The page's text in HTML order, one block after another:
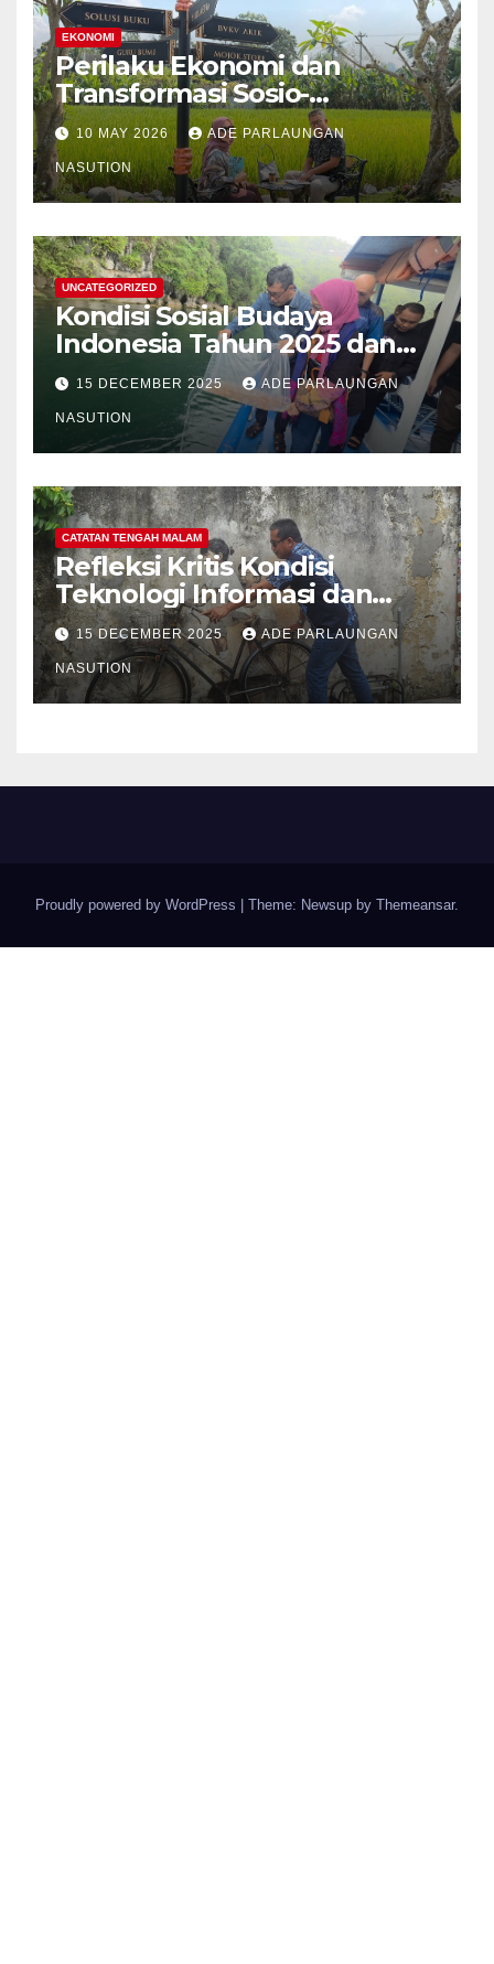
EKONOMI
Perilaku Ekonomi dan
Transformasi Sosio-
Struktural Masyarakat Agraris
Sumatera Utara: Analisis
Komparatif Sektor
Perkebunan Kelapa Sawit,
Tanaman Palawija, dan Hasil
Hutan Bukan Kayu
10 MAY 2026 ADE PARLAUNGAN
NASUTION
UNCATEGORIZED
Kondisi Sosial Budaya
Indonesia Tahun 2025 dan
Proyeksi Strategis Tahun
2026
15 DECEMBER 2025 ADE PARLAUNGAN
NASUTION
CATATAN TENGAH MALAM
Refleksi Kritis Kondisi
Teknologi Informasi dan
Internet Indonesia Tahun
2025 dan Proyeksi Strategis
Tahun 2026: Menavigasi Era
Konektivitas, AI, dan
15 DECEMBER 2025 ADE PARLAUNGAN
NASUTION
Proudly powered by WordPress Theme: Newsup by Themeansar.